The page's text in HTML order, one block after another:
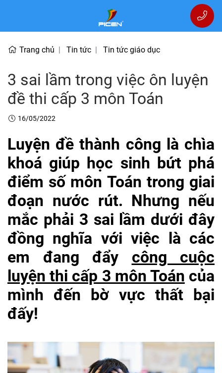
Trang chủ Tin tức Tin tức giáo dục
3 sai lầm trong việc ôn luyện
đề thi cấp 3 môn Toán
16/05/2022
Luyện đề thành công là chìa
khoá giúp học sinh bứt phá
điểm số môn Toán trong giai
đoạn nước rút. Nhưng nếu
mắc phải 3 sai lầm dưới đây
đồng nghĩa với việc là các
em đang đẩy công cuộc
luyện thi cấp 3 môn Toán của
mình đến bờ vực thất bại
đấy!